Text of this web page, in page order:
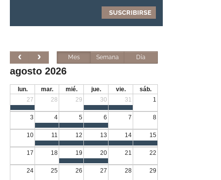
Mes Semana Día
agosto 2026
lun. mar. mié. jue. vie.
sáb.
27
28 29 30 31 1
3 4 5 6 7 8
10 11 12 13 14 15
17 18 19 20 21 22
24 25 26 27 28 29